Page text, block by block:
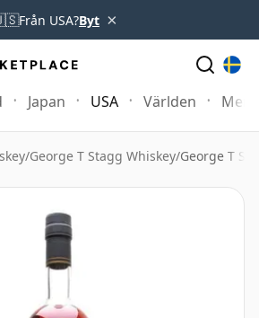
Från USA?Byt ×
Japan USA Världen Mer
/George T Stagg Whiskey/George T